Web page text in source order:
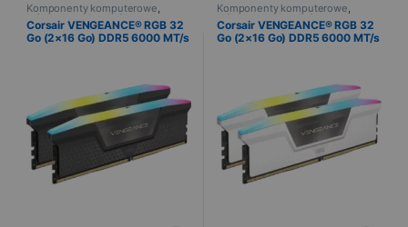
Komponenty komputerowe,
Informatyka,Pamięć komputera
Corsair VENGEANCE® RGB 32
Go (2×16 Go) DDR5 6000 MT/s
Komponenty komputerowe,
Informatyka,Pamięć komputera
Corsair VENGEANCE® RGB 32
Go (2×16 Go) DDR5 6000 MT/s